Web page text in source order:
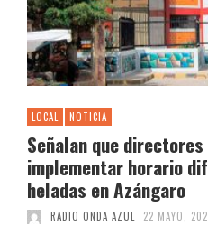
LOCAL NOTICIA
Señalan que directores
implementar horario
heladas en Azángaro
RADIO ONDA AZUL 22 MAYO,